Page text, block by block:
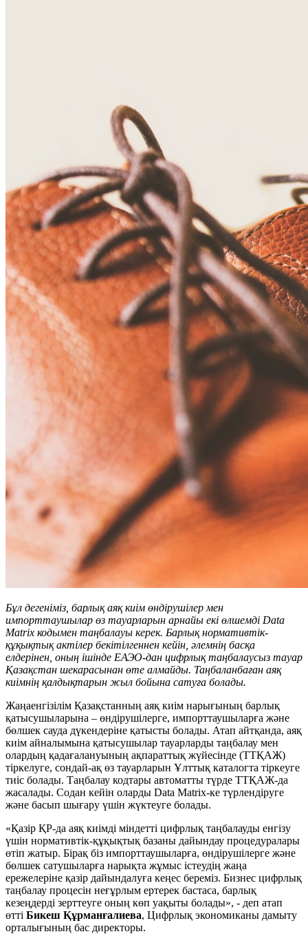
Бұл дегеніміз, барлық аяқ киім өндірушілер мен
импорттаушылар өз тауарларын арнайы екі өлшемді Data
Matrix кодымен таңбалауы керек. Барлық нормативтік-
құқықтық актілер бекітілгеннен кейін, әлемнің басқа
елдерінен, оның ішінде ЕАЭО-дан цифрлық таңбалаусыз тауар
Қазақстан шекарасынан өте алмайды. Таңбаланбаған аяқ
киімнің қалдықтарын жыл бойына сатуға болады.
Жаңаенгізілім Қазақстанның аяқ киім нарығының барлық
қатысушыларына – өндірушілерге, импорттаушыларға және
бөлшек сауда дүкендеріне қатысты болады. Атап айтқанда, аяқ
киім айналымына қатысушылар тауарларды таңбалау мен
олардың қадағалануының ақпараттық жүйесінде (ТТҚАЖ)
тіркелуге, сондай-ақ өз тауарларын Ұлттық каталогта тіркеуге
тиіс болады. Таңбалау кодтары автоматты түрде ТТҚАЖ-да
жасалады. Содан кейін оларды Data Matrix-ке түрлендіруге
және басып шығару үшін жүктеуге болады.
«Қазір ҚР-да аяқ киімді міндетті цифрлық таңбалауды енгізу
үшін нормативтік-құқықтық базаны дайындау процедуралары
өтіп жатыр. Бірақ біз импорттаушыларға, өндірушілерге және
бөлшек сатушыларға нарықта жұмыс істеудің жаңа
ережелеріне қазір дайындалуға кеңес береміз. Бизнес цифрлық
таңбалау процесін неғұрлым ертерек бастаса, барлық
кезеңдерді зерттеуге оның көп уақыты болады», - деп атап
өтті Бикеш Құрманғалиева, Цифрлық экономиканы дамыту
орталығының бас директоры.